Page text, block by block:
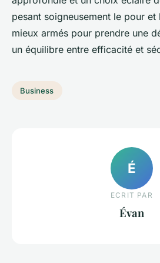
pesant soigneusement le pour
mieux armés pour prendre une
un équilibre entre efficacité et
Business
É
ECRIT PAR
Évan